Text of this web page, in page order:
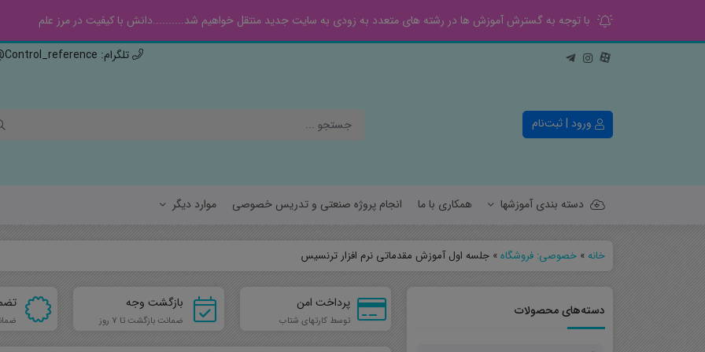
با توجه به گسترش آموزش ها در رشته های متعدد به زودی به سایت جدید منتقل خواهیم شد..........دانش با کیفیت در مرز علم
تلگرام: Control_reference@ , ایتا: Controlref@
ورود | ثبت‌نام
دسته بندی آموزشها
کنترل
قدرت
الکترونیک
مخابرات
سیالات
جامدات
همکاری با ما انجام پروژه صنعتی و تدریس خصوصی موارد دیگر
خانه» خصوصی: فروشگاه» جلسه اول آموزش مقدماتی نرم افزار ترنسیس
پرداخت امن
توسط کارتهای شتاب
بازگشت وجه
ضمانت بازگشت تا 7 روز
دسته‌های محصولات